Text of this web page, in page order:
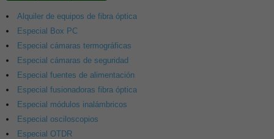
Alquiler de equipos de fibra óptica
Especial Box PC
Especial cámaras termográficas
Especial cámaras de seguridad
Especial fuentes de alimentación
Especial fusionadoras fibra óptica
Especial módulos inalámbricos
Especial osciloscopios
Especial OTDR